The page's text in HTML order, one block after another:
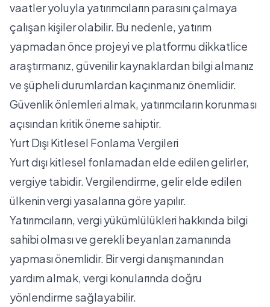
vaatler yoluyla yatırımcıların parasını çalmaya
çalışan kişiler olabilir. Bu nedenle, yatırım
yapmadan önce projeyi ve platformu dikkatlice
araştırmanız, güvenilir kaynaklardan bilgi almanız
ve şüpheli durumlardan kaçınmanız önemlidir.
Güvenlik önlemleri almak, yatırımcıların korunması
açısından kritik öneme sahiptir.
Yurt Dışı Kitlesel Fonlama Vergileri
Yurt dışı kitlesel fonlamadan elde edilen gelirler,
vergiye tabidir. Vergilendirme, gelir elde edilen
ülkenin vergi yasalarına göre yapılır.
Yatırımcıların, vergi yükümlülükleri hakkında bilgi
sahibi olması ve gerekli beyanları zamanında
yapması önemlidir. Bir vergi danışmanından
yardım almak, vergi konularında doğru
yönlendirme sağlayabilir.